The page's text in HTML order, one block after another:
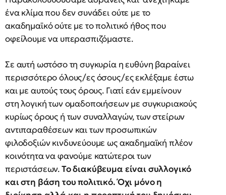
ένα κλίμα που δεν συνάδει ούτε με το
ακαδημαϊκό ούτε με το πολιτικό ήθος που
οφείλουμε να υπερασπιζόμαστε.
Σε αυτή ωστόσο τη συγκυρία η ευθύνη βαραίνει
περισσότερο όλους/ες όσους/ες εκλέξαμε έστω
και με αυτούς τους όρους. Γιατί εάν εμμείνουν
στη λογική των ομαδοποιήσεων με συγκυριακούς
κυρίως όρους ή των συναλλαγών, των στείρων
αντιπαραθέσεων και των προσωπικών
φιλοδοξιών κινδυνεύουμε ως ακαδημαϊκή πλέον
κοινότητα να φανούμε κατώτεροι των
περιστάσεων.Το διακύβευμα είναι συλλογικό
και στη βάση του πολιτικό. Όχι μόνο η